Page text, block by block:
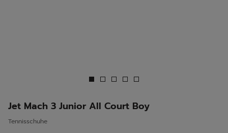
Jet Mach 3 Junior All Court Boy
Tennisschuhe